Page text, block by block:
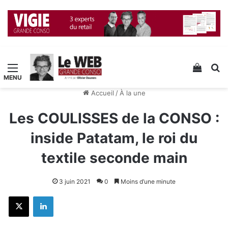
Menu Voir
Accueil / À la une
Les COULISSES de la CONSO :
inside Patatam, le roi du
textile seconde main
3 juin 2021 0 Moins d’une minute
X Linkedin